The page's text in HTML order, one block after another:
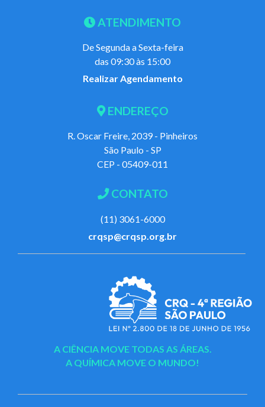
ATENDIMENTO
De Segunda a Sexta-feira
das 09:30 às 15:00
Realizar Agendamento
ENDEREÇO
R. Oscar Freire, 2039 - Pinheiros
São Paulo - SP
CEP - 05409-011
CONTATO
(11) 3061-6000
crqsp@crqsp.org.br
A CIÊNCIA MOVE TODAS AS ÁREAS.
A QUÍMICA MOVE O MUNDO!